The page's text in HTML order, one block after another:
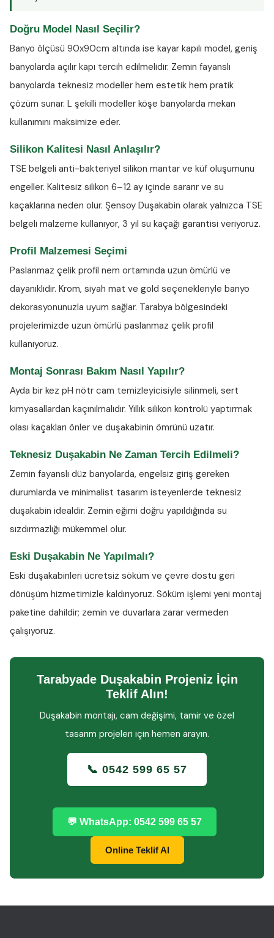
Doğru Model Nasıl Seçilir?
Banyo ölçüsü 90x90cm altında ise kayar kapılı model, geniş
banyolarda açılır kapı tercih edilmelidir. Zemin fayanslı
banyolarda teknesiz modeller hem estetik hem pratik
çözüm sunar. L şekilli modeller köşe banyolarda mekan
kullanımını maksimize eder.
Silikon Kalitesi Nasıl Anlaşılır?
TSE belgeli anti-bakteriyel silikon mantar ve küf oluşumunu
engeller. Kalitesiz silikon 6–12 ay içinde sararır ve su
kaçaklarına neden olur. Şensoy Duşakabin olarak yalnızca TSE
belgeli malzeme kullanıyor, 3 yıl su kaçağı garantisi veriyoruz.
Profil Malzemesi Seçimi
Paslanmaz çelik profil nem ortamında uzun ömürlü ve
dayanıklıdır. Krom, siyah mat ve gold seçenekleriyle banyo
dekorasyonunuzla uyum sağlar. Tarabya bölgesindeki
projelerimizde uzun ömürlü paslanmaz çelik profil
kullanıyoruz.
Montaj Sonrası Bakım Nasıl Yapılır?
Ayda bir kez pH nötr cam temizleyicisiyle silinmeli, sert
kimyasallardan kaçınılmalıdır. Yıllık silikon kontrolü yaptırmak
olası kaçakları önler ve duşakabinin ömrünü uzatır.
Teknesiz Duşakabin Ne Zaman Tercih Edilmeli?
Zemin fayanslı düz banyolarda, engelsiz giriş gereken
durumlarda ve minimalist tasarım isteyenlerde teknesiz
duşakabin idealdir. Zemin eğimi doğru yapıldığında su
sızdırmazlığı mükemmel olur.
Eski Duşakabin Ne Yapılmalı?
Eski duşakabinleri ücretsiz söküm ve çevre dostu geri
dönüşüm hizmetimizle kaldırıyoruz. Söküm işlemi yeni montaj
paketine dahildir; zemin ve duvarlara zarar vermeden
çalışıyoruz.
Tarabyade Duşakabin Projeniz İçin
Teklif Alın!
Duşakabin montajı, cam değişimi, tamir ve özel
tasarım projeleri için hemen arayın.
📞 0542 599 65 57
💬 WhatsApp: 0542 599 65 57
Online Teklif Al